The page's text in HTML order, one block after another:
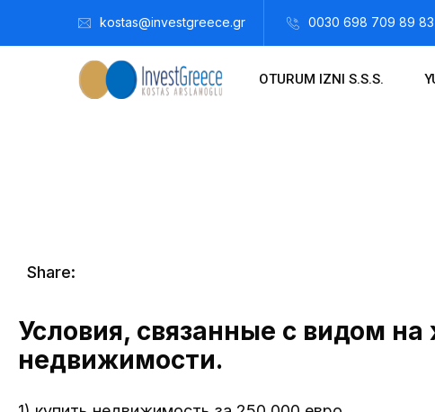
kostas@investgreece.gr 0030 698 709 89 83
OTURUM IZNI S.S.S.
Share:
Условия, связанные с видом
недвижимости.